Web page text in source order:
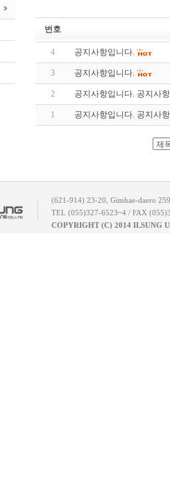
번호
4 공지사항입니다.
3 공지사항입니다.
2 공지사항입니다. 공지사
1 공지사항입니다. 공지사
(621-914) 23-20, Gimhae-daero
TEL (055)327-6523~4 / FAX
COPYRIGHT (C) 2014 ILSUNG